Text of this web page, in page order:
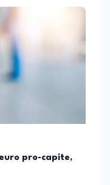
pro-capite,